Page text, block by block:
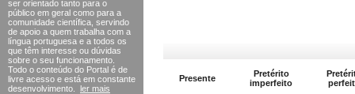
ser orientado tanto para o
público em geral como para a
comunidade científica, servindo
de apoio a quem trabalha com a
língua portuguesa e a todos os
que têm interesse ou dúvidas
sobre o seu funcionamento.
Todo o conteúdo do Portal é de
livre acesso e está em constante
desenvolvimento.
ler mais
Presente
Pretérito
imperfeito